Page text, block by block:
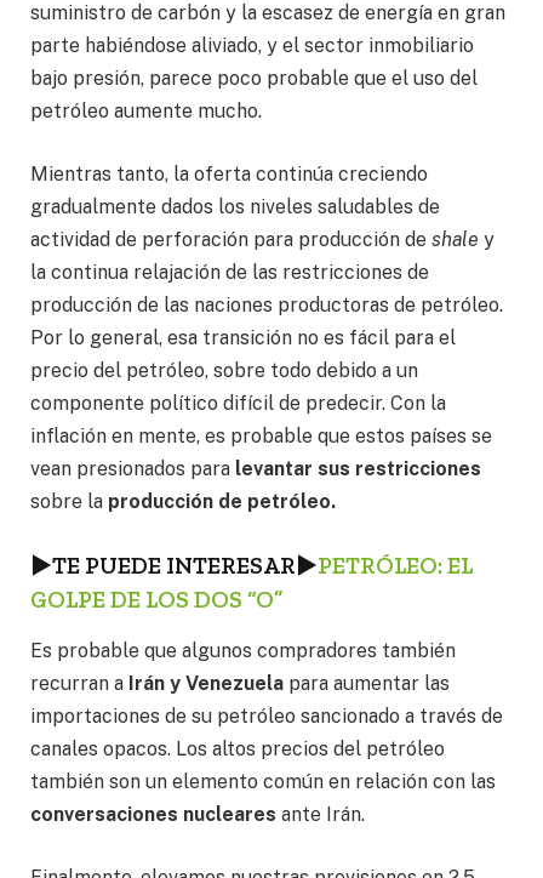
suministro de carbón y la escasez de energía en gran
parte habiéndose aliviado, y el sector inmobiliario
bajo presión, parece poco probable que el uso del
petróleo aumente mucho.
Mientras tanto, la oferta continúa creciendo
gradualmente dados los niveles saludables de
actividad de perforación para producción de shale y
la continua relajación de las restricciones de
producción de las naciones productoras de petróleo.
Por lo general, esa transición no es fácil para el
precio del petróleo, sobre todo debido a un
componente político difícil de predecir. Con la
inflación en mente, es probable que estos países se
vean presionados para levantar sus restricciones
sobre la producción de petróleo.
►TE PUEDE INTERESAR►PETRÓLEO: EL
GOLPE DE LOS DOS “O”
Es probable que algunos compradores también
recurran a Irán y Venezuela para aumentar las
importaciones de su petróleo sancionado a través de
canales opacos. Los altos precios del petróleo
también son un elemento común en relación con las
conversaciones nucleares ante Irán.